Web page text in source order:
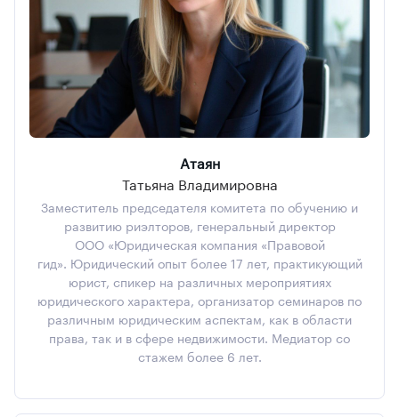
Атаян
Татьяна Владимировна
Заместитель председателя комитета по обучению и
развитию риэлторов, генеральный директор
ООО «Юридическая компания «Правовой
гид». Юридический опыт более 17 лет, практикующий
юрист, спикер на различных мероприятиях
юридического характера, организатор семинаров по
различным юридическим аспектам, как в области
права, так и в сфере недвижимости. Медиатор со
стажем более 6 лет.